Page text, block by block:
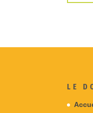
LE